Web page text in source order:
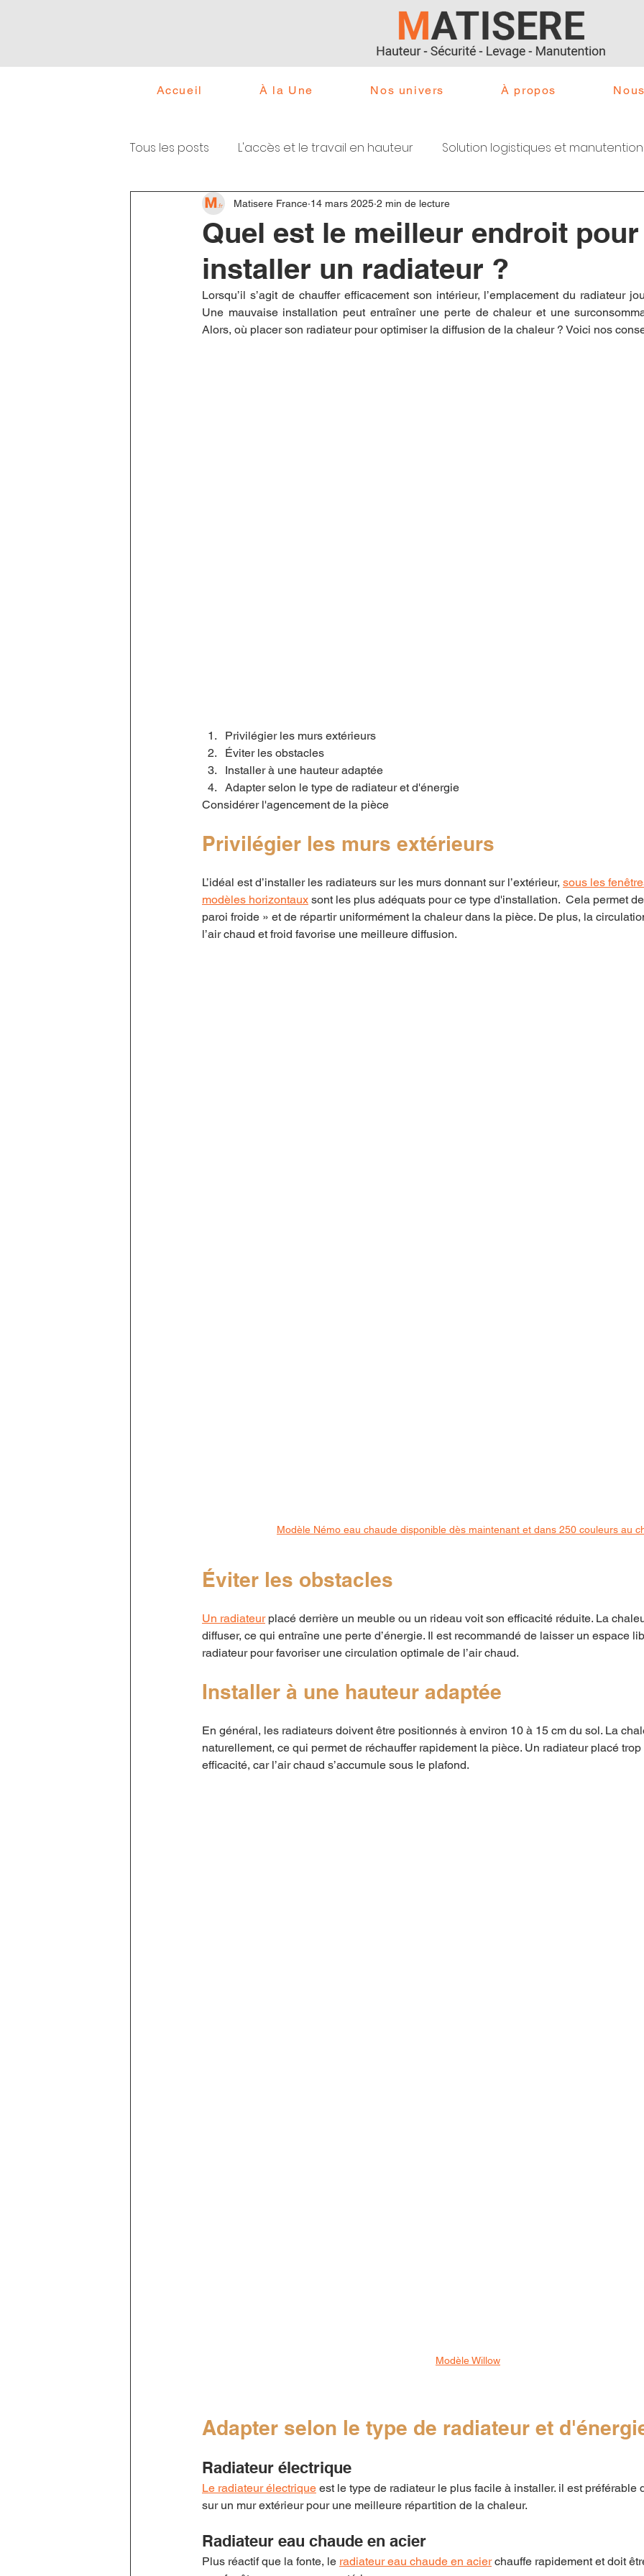
Accueil À la Une Nos univers À propos
Tous les posts L'accès et le travail en hauteur Solution logistiques et manutention
Aménagement & solution de chauffage
Quel est le meilleur endroit pour
installer un radiateur ?
Matisere France 14 mars 2025 2 min de lecture
Lorsqu’il s’agit de chauffer efficacement son intérieur, l’emplacement du radiateur
Une mauvaise installation peut entraîner une perte de chaleur et une
Alors, où placer son radiateur pour optimiser la diffusion de la chaleur ? Voici nos
Privilégier les murs extérieurs
Éviter les obstacles
Installer à une hauteur adaptée
Adapter selon le type de radiateur et d'énergie
Considérer l'agencement de la pièce
Privilégier les murs extérieurs
L’idéal est d’installer les radiateurs sur les murs donnant sur l’extérieur, sous les
modèles horizontaux sont les plus adéquats pour ce type d'installation.  Cela permet
paroi froide » et de répartir uniformément la chaleur dans la pièce. De plus, la
l’air chaud et froid favorise une meilleure diffusion.
Modèle Némo eau chaude disponible dès maintenant et dans 250 couleurs au
Éviter les obstacles
Un radiateur placé derrière un meuble ou un rideau voit son efficacité réduite. La
diffuser, ce qui entraîne une perte d’énergie. Il est recommandé de laisser un espace
radiateur pour favoriser une circulation optimale de l’air chaud.
Installer à une hauteur adaptée
En général, les radiateurs doivent être positionnés à environ 10 à 15 cm du sol. La
naturellement, ce qui permet de réchauffer rapidement la pièce. Un radiateur placé
efficacité, car l’air chaud s’accumule sous le plafond.
Modèle Willow
Adapter selon le type de radiateur et
Radiateur électrique
Le radiateur électrique est le type de radiateur le plus facile à installer. il est
sur un mur extérieur pour une meilleure répartition de la chaleur.
Radiateur eau chaude en acier
Plus réactif que la fonte, le radiateur eau chaude en acier chauffe rapidement et doit